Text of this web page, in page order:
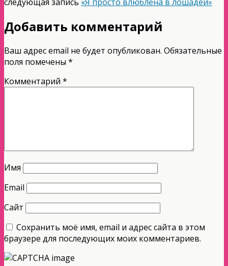
Добавить комментарий
Ваш адрес email не будет опубликован. Обязательные
поля помечены *
Комментарий *
Имя
Email
Сайт
Сохранить моё имя, email и адрес сайта в этом
браузере для последующих моих комментариев.